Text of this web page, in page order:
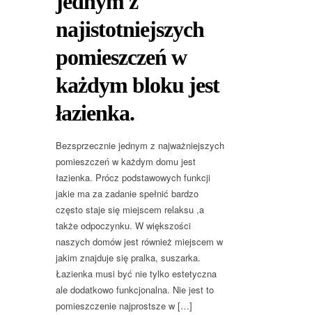
najistotniejszych
pomieszczeń w
każdym bloku jest
łazienka.
Bezsprzecznie jednym z najważniejszych
pomieszczeń w każdym domu jest
łazienka. Prócz podstawowych funkcji
jakie ma za zadanie spełnić bardzo
często staje się miejscem relaksu ,a
także odpoczynku. W większości
naszych domów jest również miejscem w
jakim znajduje się pralka, suszarka.
Łazienka musi być nie tylko estetyczna
ale dodatkowo funkcjonalna. Nie jest to
pomieszczenie najprostsze w […]